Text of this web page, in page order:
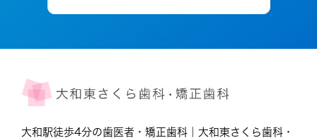
大和駅徒歩4分の歯医者・矯正歯科｜大和東さくら歯科・